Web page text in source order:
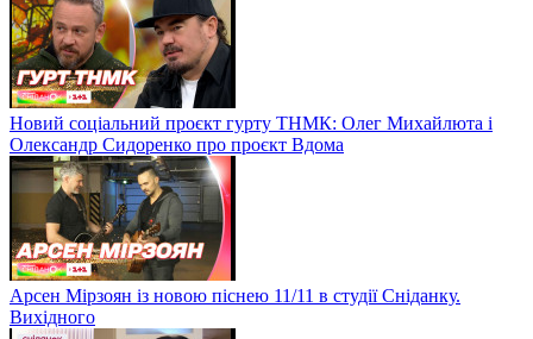
Новий соціальний проєкт гурту ТНМК: Олег Михайлюта і
Олександр Сидоренко про проєкт Вдома
Арсен Мірзоян із новою піснею 11/11 в студії Сніданку.
Вихідного